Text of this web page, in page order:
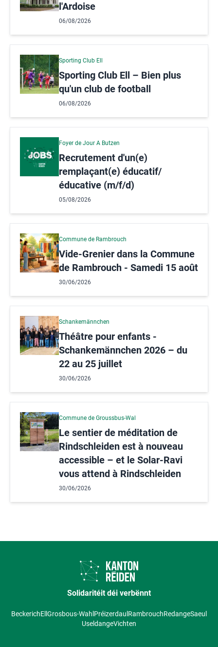
l'Ardoise
06/08/2026
Sporting Club Ell
Sporting Club Ell – Bien plus
qu'un club de football
06/08/2026
Foyer de Jour A Butzen
Recrutement d'un(e)
remplaçant(e) éducatif/
éducative (m/f/d)
05/08/2026
Commune de Rambrouch
Vide-Grenier dans la Commune
de Rambrouch - Samedi 15 août
30/06/2026
Schankemännchen
Théâtre pour enfants -
Schankemännchen 2026 – du
22 au 25 juillet
30/06/2026
Commune de Groussbus-Wal
Le sentier de méditation de
Rindschleiden est à nouveau
accessible – et le Solar-Ravi
vous attend à Rindschleiden
30/06/2026
Solidaritéit déi verbënnt
BeckerichEll Grosbous-Wahl Préizerdaul RambrouchRedangeSaeul
UseldangeVichten